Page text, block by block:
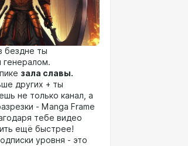
бездне ты
генералом.
зала славы.
других + ты
не только канал, а
- Manga Frame
тебе видео
ещё быстрее!
уровня - это